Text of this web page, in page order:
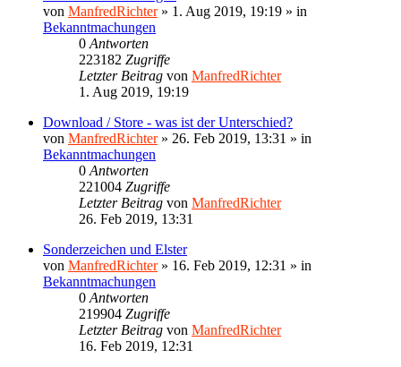
von ManfredRichter» 1. Aug 2019, 19:19 » in
Bekanntmachungen
0 Antworten
223182 Zugriffe
Letzter Beitrag von ManfredRichter
1. Aug 2019, 19:19
Download / Store - was ist der Unterschied?
von ManfredRichter» 26. Feb 2019, 13:31 » in
Bekanntmachungen
0 Antworten
221004 Zugriffe
Letzter Beitrag von ManfredRichter
26. Feb 2019, 13:31
Sonderzeichen und Elster
von ManfredRichter» 16. Feb 2019, 12:31 » in
Bekanntmachungen
0 Antworten
219904 Zugriffe
Letzter Beitrag von ManfredRichter
16. Feb 2019, 12:31